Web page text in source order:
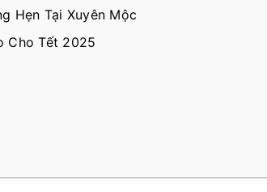
Hẹn Tại Xuyên Mộc
Cho Tết 2025